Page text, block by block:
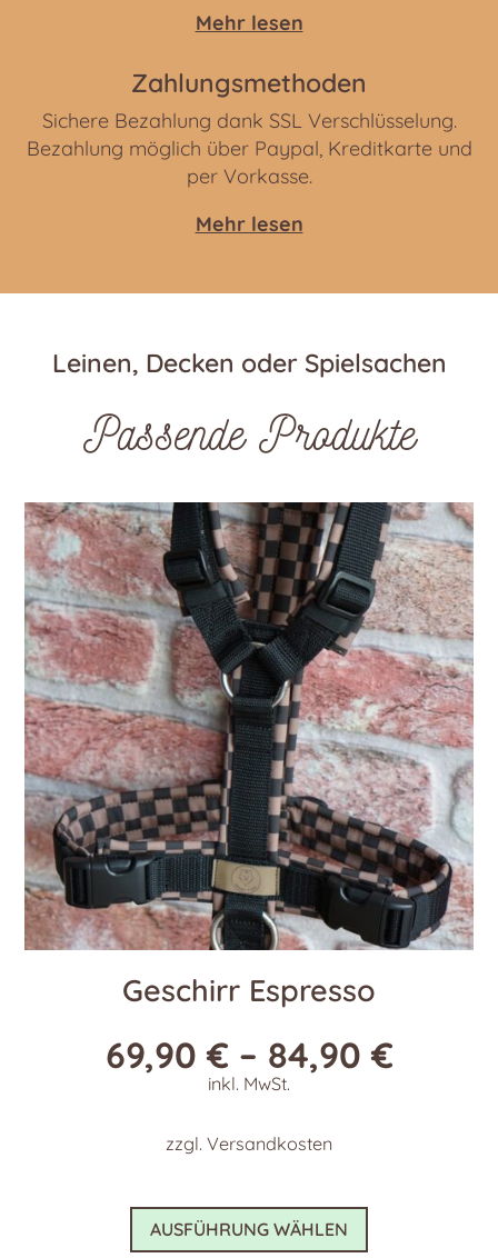
Mehr lesen
Zahlungsmethoden
Sichere Bezahlung dank SSL Verschlüsselung.
Bezahlung möglich über Paypal, Kreditkarte und
per Vorkasse.
Mehr lesen
Leinen, Decken oder Spielsachen
Passende Produkte
Geschirr Espresso
69,90€ – 84,90€
inkl. MwSt.
zzgl. Versandkosten
AUSFÜHRUNG WÄHLEN
Dieses